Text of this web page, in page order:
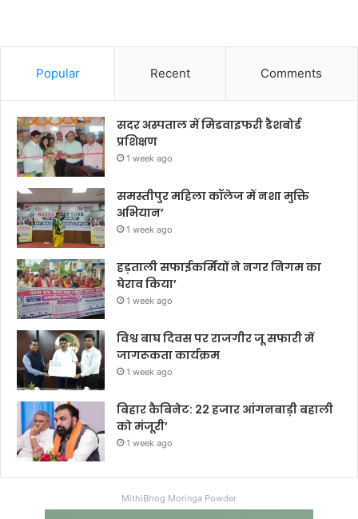
Popular Recent Comments
सदर अस्पताल में मिडवाइफरी डैशबोर्ड
प्रशिक्षण
1 week ago
समस्तीपुर महिला कॉलेज में नशा मुक्ति
अभियान’
1 week ago
हड़ताली सफाईकर्मियों ने नगर निगम का
घेराव किया’
1 week ago
विश्व बाघ दिवस पर राजगीर जू सफारी में
जागरूकता कार्यक्रम
1 week ago
बिहार कैबिनेट: 22 हजार आंगनबाड़ी बहाली
को मंजूरी’
1 week ago
MithiBhog Moringa Powder